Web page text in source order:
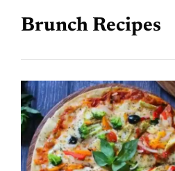
Brunch Recipes